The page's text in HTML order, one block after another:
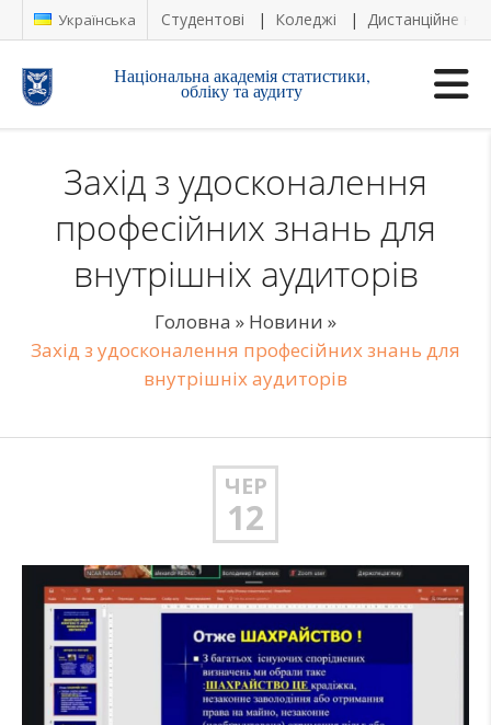
Українська Студентові Коледжі Дистанційне
Національна академія статистики,
обліку та аудиту
Захід з удосконалення
професійних знань для
внутрішніх аудиторів
Головна » Новини »
Захід з удосконалення професійних знань для
внутрішніх аудиторів
ЧЕР
12